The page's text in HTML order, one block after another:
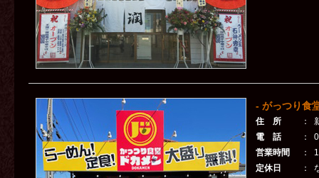
- がっつり食
住 所 ：
電 話
：
営業時間
：
定休日
：